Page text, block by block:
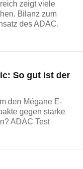
zeigt viele
Bilanz zum
des ADAC.
So gut ist der
den Mégane E-
gegen starke
ADAC Test